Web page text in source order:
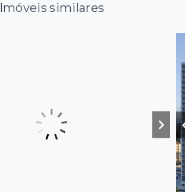
Imóveis similares